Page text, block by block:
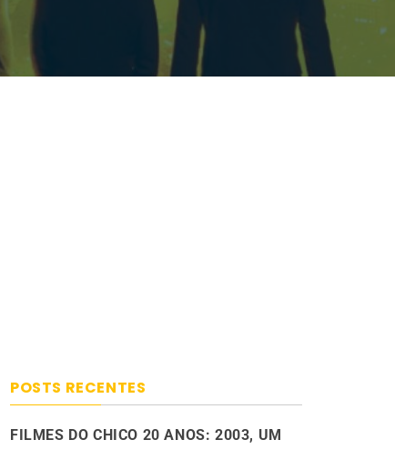
POSTS RECENTES
FILMES DO CHICO 20 ANOS: 2003, UM